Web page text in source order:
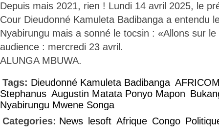
Depuis mais 2021, rien ! Lundi 14 avril 2025, le
Cour Dieudonné Kamuleta Badibanga a entendu
Nyabirungu mais a sonné le tocsin : «Allons sur
audience : mercredi 23 avril.
ALUNGA MBUWA.
Tags: Dieudonné Kamuleta Badibanga
Stephanus Augustin Matata Ponyo Mapon
Nyabirungu Mwene Songa
Categories: News lesoft Afrique Congo